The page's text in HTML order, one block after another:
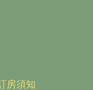
房須知